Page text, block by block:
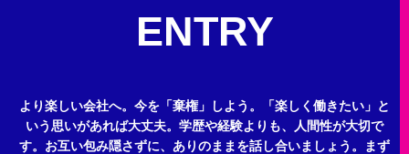
ENTRY
より楽しい会社へ。今を「棄権」しよう。
「楽しく働きたい」と
いう思いがあれば大丈夫。 学歴や経験よりも、人間性が大切で
す。 お互い包み隠さずに、ありのままを話し合いましょう。
まず